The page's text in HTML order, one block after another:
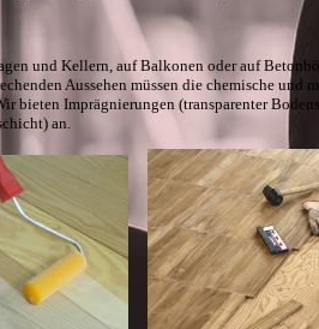
und Kellern, auf Balkonen oder auf
Aussehen müssen die chemische und
bieten Imprägnierungen (transparenter
an.